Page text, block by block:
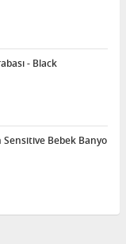
- Black
Bebek Banyo